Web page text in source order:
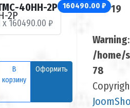
40НН-2Р
x 160490.00 ₽
160490.00 ₽
В
корзину
Оформить
line19
Warning
/home/
78